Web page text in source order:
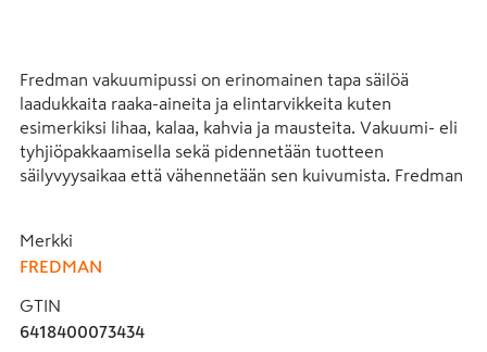
Fredman vakuumipussi on erinomainen tapa säilöä
laadukkaita raaka-aineita ja elintarvikkeita kuten
esimerkiksi lihaa, kalaa, kahvia ja mausteita. Vakuumi- eli
tyhjiöpakkaamisella sekä pidennetään tuotteen
säilyvyysaikaa että vähennetään sen kuivumista. Fredman
kypsentämiseen.
vapaasta monikerrosmateriaalista (PA/PE) valmistettu ja
kahdelta sivulta suljettu vakuumirulla. Rullasta voit
Merkki
FREDMAN
GTIN
6418400073434